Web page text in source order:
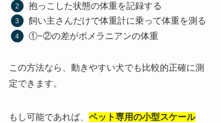
抱っこした状態の体重を記録する
飼い主さんだけで体重計に乗って体重を測る
①−②の差がポメラニアンの体重
この方法なら、動きやすい犬でも比較的正確に測
定できます。
もし可能であれば、 ペット専用の小型スケール